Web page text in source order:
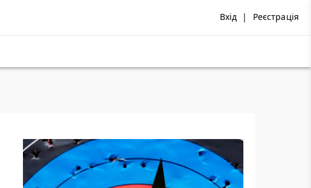
Вхід | Реєстрація